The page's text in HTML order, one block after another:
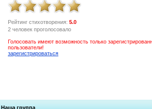
Рейтинг стихотворения: 5.0
2 человек проголосовало
Голосовать имеют возможность только
пользователи!
зарегистрироваться
Наша группа